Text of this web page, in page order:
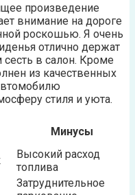
произведение
внимание на дороге
роскошью. Я очень
отлично держат
в салон. Кроме
из качественных
стиля и уюта.
Минусы
Высокий расход
топлива
Затруднительное